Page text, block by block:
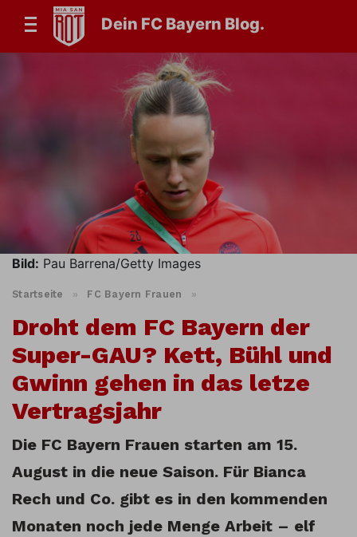
Dein FC Bayern Blog.
Bild: Pau Barrena/Getty Images
Startseite » FC Bayern Frauen »
Droht dem FC Bayern der
Super-GAU? Kett, Bühl und
Gwinn gehen in das letze
Vertragsjahr
Die FC Bayern Frauen starten am 15.
August in die neue Saison. Für Bianca
Rech und Co. gibt es in den kommenden
Monaten noch jede Menge Arbeit – elf